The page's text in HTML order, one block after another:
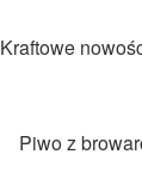
Kraftowe
Piwo z